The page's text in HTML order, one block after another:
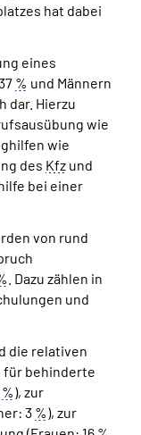
hat dabei
eines
% und Männern
dar. Hierzu
wie
wie
des Kfz und
bei einer
von rund
. Dazu zählen in
und
die relativen
für behinderte
%), zur
3 %), zur